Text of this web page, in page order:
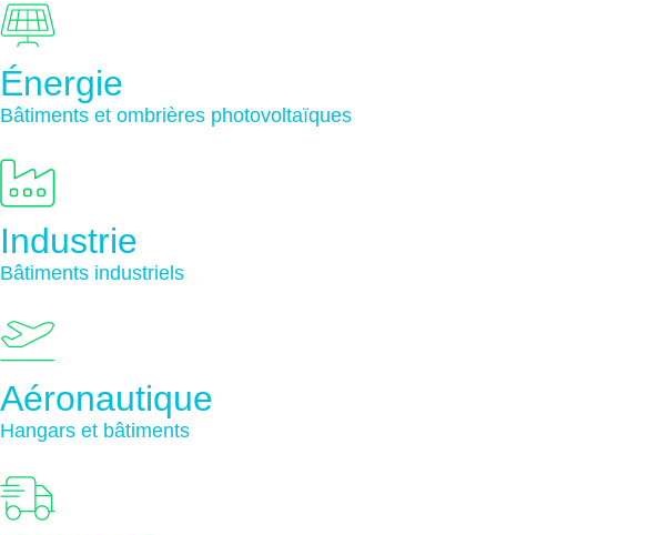
Énergie
Bâtiments et ombrières photovoltaïques
Industrie
Bâtiments industriels
Aéronautique
Hangars et bâtiments